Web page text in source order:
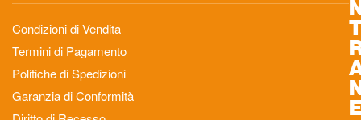
Condizioni di Vendita
Termini di Pagamento
Politiche di Spedizioni
Garanzia di Conformità